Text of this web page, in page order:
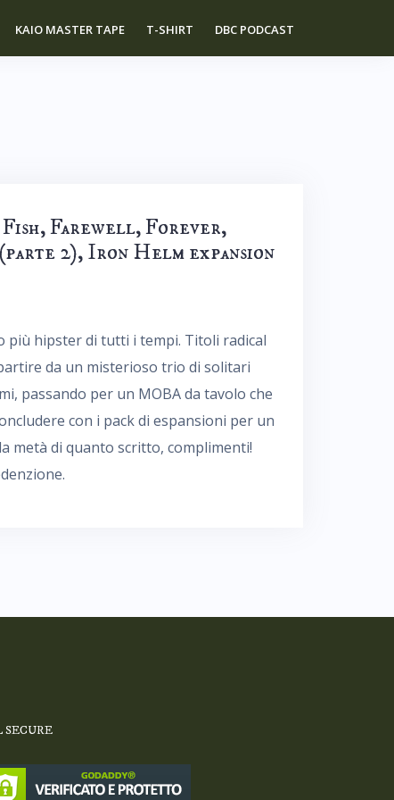
KAIO MASTER TAPE T-SHIRT DBC PODCAST
Fish, Farewell, Forever,
2), Iron Helm expansion
più hipster di tutti i tempi. Titoli radical
da un misterioso trio di solitari
passando per un MOBA da tavolo che
con i pack di espansioni per un
metà di quanto scritto, complimenti!
SECURE